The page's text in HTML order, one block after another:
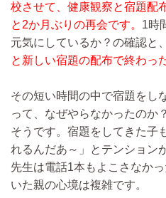
校させて、健康観察と宿題配
と2か月ぶりの再会です。 1時
元気にしているか？の確認と
と新しい宿題の配布で終わっ
その短い時間の中で宿題をし
って、なぜやらなかったのか
そうです。宿題をしてきた子
れるんだあ～」とテンション
先生は電話1本もよこさなか
いた親の心境は複雑です。